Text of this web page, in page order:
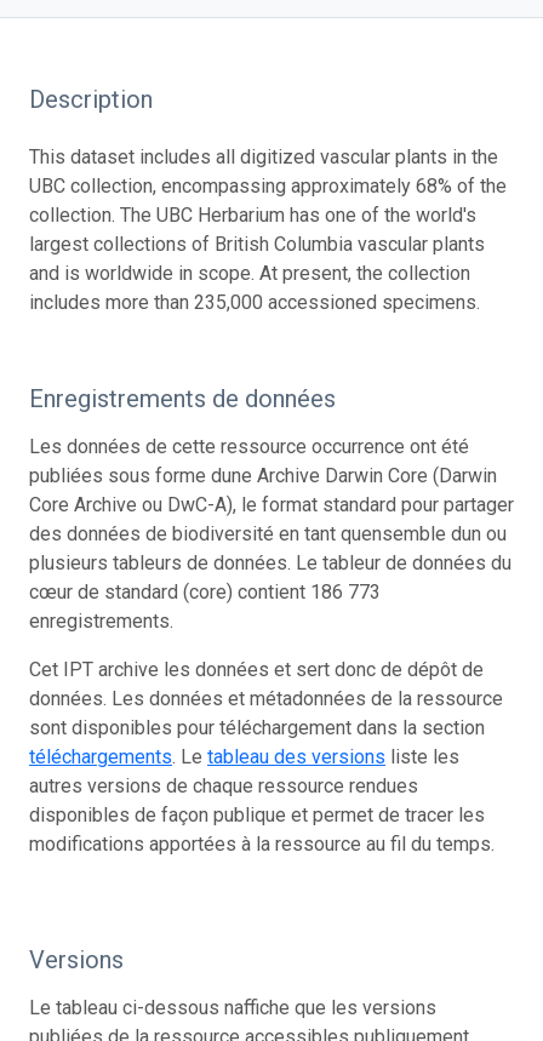
Description
This dataset includes all digitized vascular plants in the
UBC collection, encompassing approximately 68% of the
collection. The UBC Herbarium has one of the world's
largest collections of British Columbia vascular plants
and is worldwide in scope. At present, the collection
includes more than 235,000 accessioned specimens.
Enregistrements de données
Les données de cette ressource occurrence ont été
publiées sous forme dune Archive Darwin Core (Darwin
Core Archive ou DwC-A), le format standard pour partager
des données de biodiversité en tant quensemble dun ou
plusieurs tableurs de données. Le tableur de données du
cœur de standard (core) contient 186 773
enregistrements.
Cet IPT archive les données et sert donc de dépôt de
données. Les données et métadonnées de la ressource
sont disponibles pour téléchargement dans la section
téléchargements. Le tableau des versions liste les
autres versions de chaque ressource rendues
disponibles de façon publique et permet de tracer les
modifications apportées à la ressource au fil du temps.
Versions
Le tableau ci-dessous naffiche que les versions